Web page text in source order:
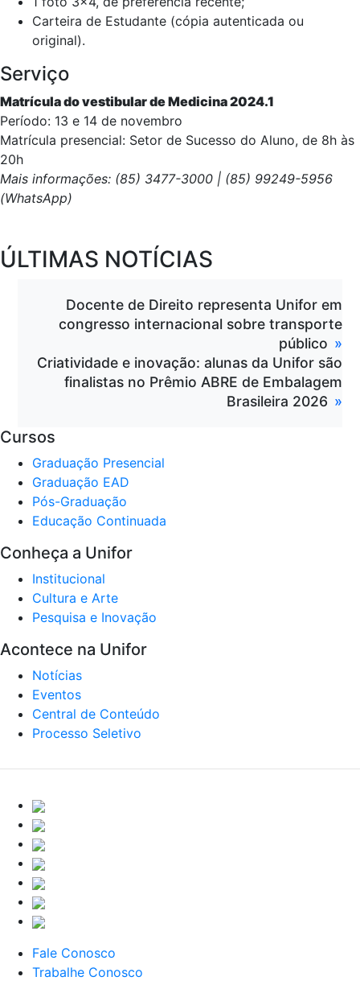
Carteira de Estudante (cópia autenticada ou
original).
Serviço
Matrícula do vestibular de Medicina 2024.1
Período: 13 e 14 de novembro
Matrícula presencial: Setor de Sucesso do Aluno, de 8h às
20h
Mais informações: (85) 3477-3000 | (85) 99249-5956
(WhatsApp)
ÚLTIMAS NOTÍCIAS
Docente de Direito representa Unifor em
congresso internacional sobre transporte
público
Criatividade e inovação: alunas da Unifor são
finalistas no Prêmio ABRE de Embalagem
Brasileira 2026
Cursos
Graduação Presencial
Graduação EAD
Pós-Graduação
Educação Continuada
Conheça a Unifor
Institucional
Cultura e Arte
Pesquisa e Inovação
Acontece na Unifor
Notícias
Eventos
Central de Conteúdo
Processo Seletivo
Fale Conosco
Trabalhe Conosco